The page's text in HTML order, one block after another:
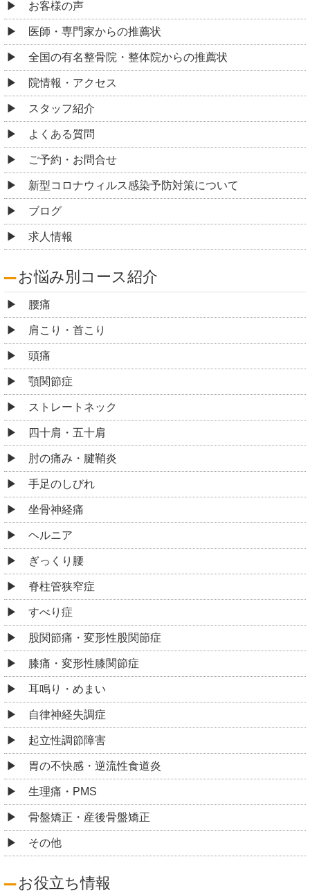
お客様の声
医師・専門家からの推薦状
全国の有名整骨院・整体院からの推薦状
院情報・アクセス
スタッフ紹介
よくある質問
ご予約・お問合せ
新型コロナウィルス感染予防対策について
ブログ
求人情報
お悩み別コース紹介
腰痛
肩こり・首こり
頭痛
顎関節症
ストレートネック
四十肩・五十肩
肘の痛み・腱鞘炎
手足のしびれ
坐骨神経痛
ヘルニア
ぎっくり腰
脊柱管狭窄症
すべり症
股関節痛・変形性股関節症
膝痛・変形性膝関節症
耳鳴り・めまい
自律神経失調症
起立性調節障害
胃の不快感・逆流性食道炎
生理痛・PMS
骨盤矯正・産後骨盤矯正
その他
お役立ち情報